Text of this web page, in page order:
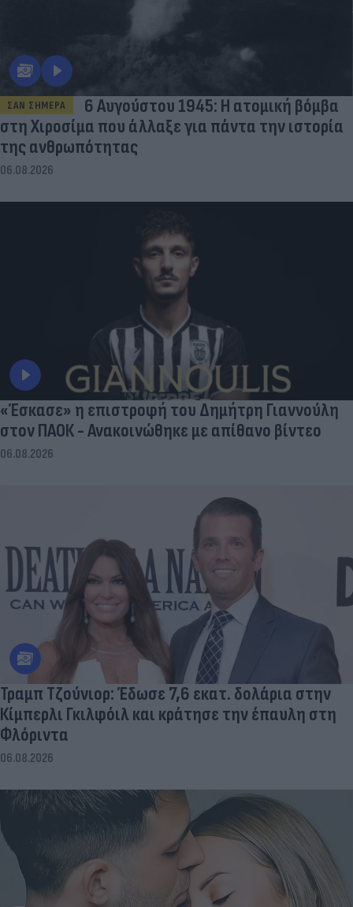
ΣΑΝ ΣΗΜΕΡΑ
6 Αυγούστου 1945: Η ατομική βόμβα
στη Χιροσίμα που άλλαξε για πάντα την ιστορία
της ανθρωπότητας
06.08.2026
«Έσκασε» η επιστροφή του Δημήτρη Γιαννούλη
στον ΠΑΟΚ - Ανακοινώθηκε με απίθανο βίντεο
06.08.2026
Τραμπ Τζούνιορ: Έδωσε 7,6 εκατ. δολάρια στην
Κίμπερλι Γκιλφόιλ και κράτησε την έπαυλη στη
Φλόριντα
06.08.2026